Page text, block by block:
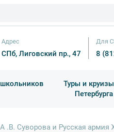
Адрес
СПб, Лиговский пр., 47
Для
8
Туры и
Петербурга
.В. Суворова и Русская армия